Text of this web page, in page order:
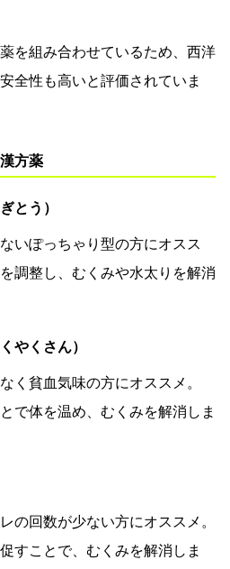
を組み合わせているため、西洋
全性も高いと評価されていま
方薬
とう）
いぽっちゃり型の方にオスス
調整し、むくみや水太りを解消
やくさん）
く貧血気味の方にオススメ。
で体を温め、むくみを解消しま
の回数が少ない方にオススメ。
すことで、むくみを解消しま